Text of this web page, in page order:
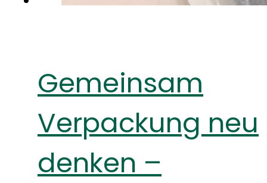
Gemeinsam
Verpackung neu
denken –